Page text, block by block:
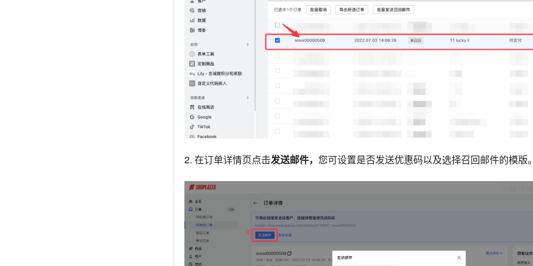
2. 在订单详情页点击发送邮件， 您可设置是否发送优惠码以及选择召回邮件的模版